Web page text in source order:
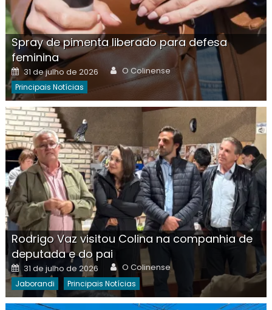
Spray de pimenta liberado para defesa
feminina
Posted
on
31 de julho de 2026 Author
O Colinense
Principais Notícias
Rodrigo Vaz visitou Colina na companhia de
deputada e do pai
Posted
on
31 de julho de 2026 Author
O Colinense
Jaborandi Principais Notícias